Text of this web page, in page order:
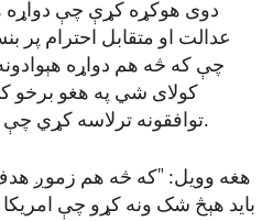
دوی هوکړه کړې چې دواړه
عدالت او متقابل احترام
چې که څه هم دواړه
کولای شي په هغو برخو
توافقونه ترلاسه کړي چې ګټې پکې سره شریکې وي.
هغه وویل: "که څه هم زموږ
باید هېڅ شک ونه کړو چې